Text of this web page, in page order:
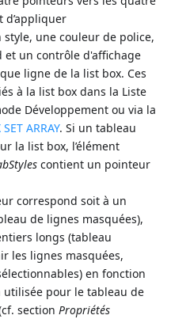
une couleur de police,
et un contrôle d'affichage
ligne de la list box. Ces
à la list box dans la Liste
Développement ou via la
ARRAY. Si un tableau
la list box, l’élément
contient un pointeur
correspond soit à un
de lignes masquées),
longs (tableau
les lignes masquées,
en fonction
pour le tableau de
sectionPropriétés